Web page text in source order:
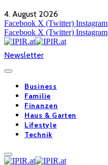
4. August 2026
Facebook X (Twitter) Instagram
Facebook X (Twitter) Instagram
Newsletter
Business
Familie
Finanzen
Haus & Garten
Lifestyle
Technik